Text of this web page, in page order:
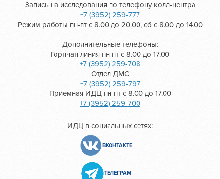
Запись на исследования по телефону колл-центра
+7 (3952) 259-777
Режим работы пн-пт с 8.00 до 20.00, сб с 8.00 до 14.00
Дополнительные телефоны:
Горячая линия пн-пт с 8.00 до 17.00
+7 (3952) 259-708
Отдел ДМС
+7 (3952) 259-797
Приемная ИДЦ пн-пт с 8.00 до 17.00
+7 (3952) 259-700
ИДЦ в социальных сетях:
ВКОНТАКТЕ
ТЕЛЕГРАМ